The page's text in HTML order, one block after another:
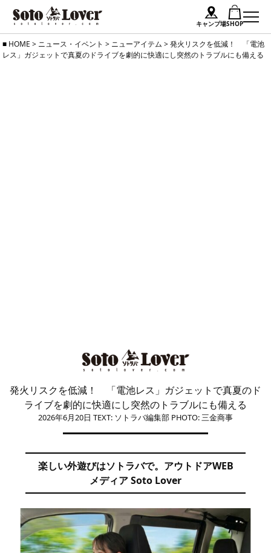
キャンプ場SHOP
Skip
to
HOME > ニュース・イベント > ニューアイテム >発火リスクを低減！ 「電池
レス」ガジェットで真夏のドライブを劇的に快適にし突然のトラブルにも備える
発火リスクを低減！ 「電池レス」ガジェットで真夏のド
ライブを劇的に快適にし突然のトラブルにも備える
2026年6月20日 TEXT: ソトラバ編集部 PHOTO: 三金商事
楽しい外遊びはソトラバで。アウトドアWEB
メディア Soto Lover